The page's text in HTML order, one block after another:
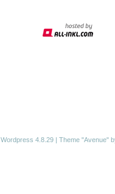
Wordpress 4.8.29 | Theme "Avenue"